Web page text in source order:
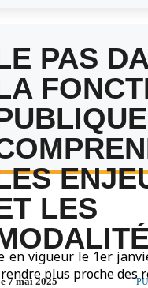
PAS
LES
7 mai 2025
vigueur le 1er
plus proche des